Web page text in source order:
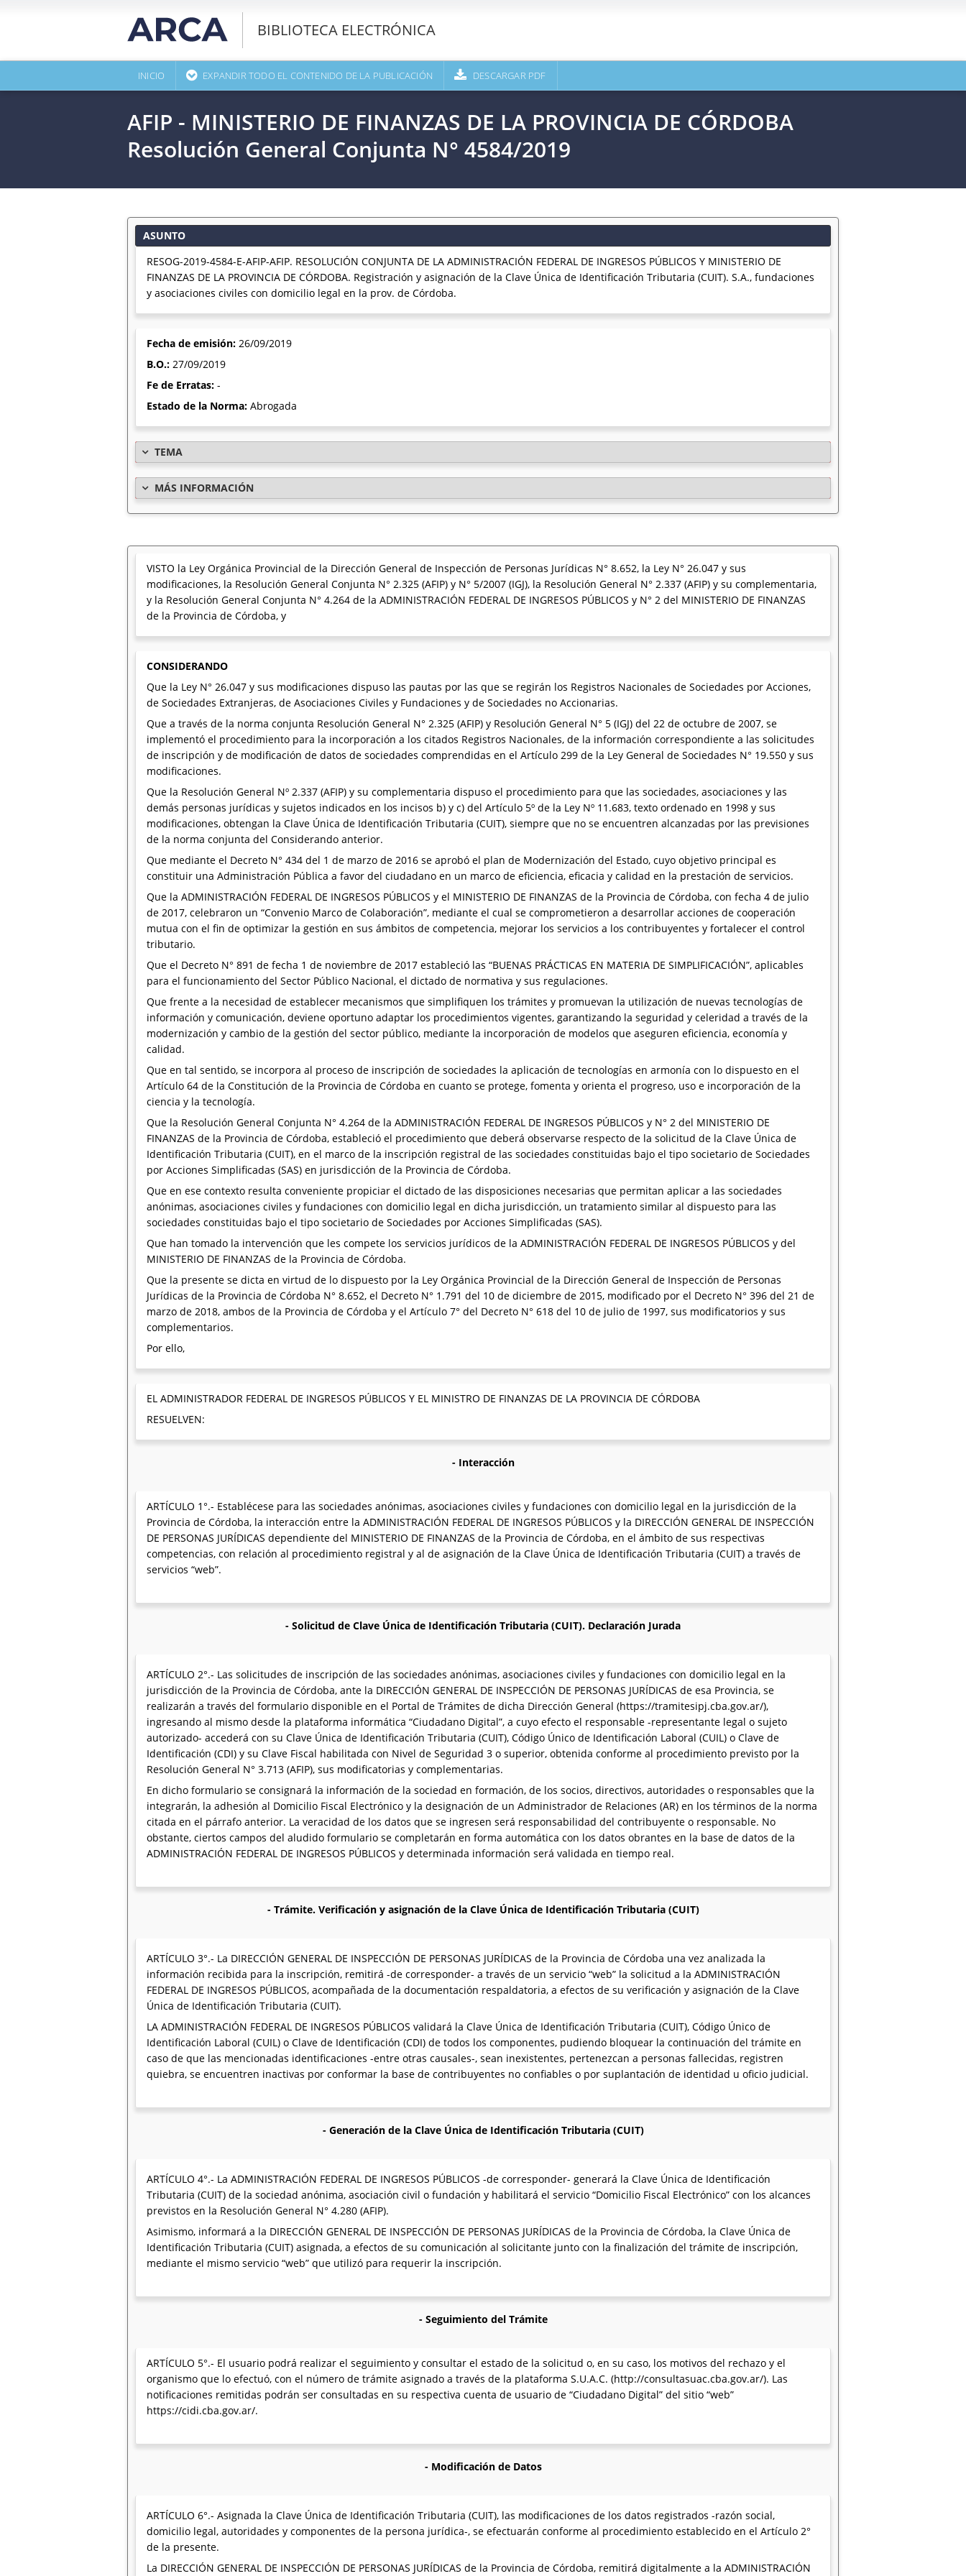
BIBLIOTECA ELECTRÓNICA
INICIO EXPANDIR TODO EL CONTENIDO DE LA PUBLICACIÓN DESCARGAR PDF
AFIP - MINISTERIO DE FINANZAS DE LA PROVINCIA DE CÓRDOBA
Resolución General Conjunta N° 4584/2019
ASUNTO
RESOG-2019-4584-E-AFIP-AFIP. RESOLUCIÓN CONJUNTA DE LA ADMINISTRACIÓN FEDERAL DE INGRESOS PÚBLICOS Y MINISTERIO DE
FINANZAS DE LA PROVINCIA DE CÓRDOBA. Registración y asignación de la Clave Única de Identificación Tributaria (CUIT). S.A., fundaciones
y asociaciones civiles con domicilio legal en la prov. de Córdoba.
Fecha de emisión: 26/09/2019
B.O.: 27/09/2019
Fe de Erratas: -
Estado de la Norma: Abrogada
TEMA
MÁS INFORMACIÓN
VISTO la Ley Orgánica Provincial de la Dirección General de Inspección de Personas Jurídicas N° 8.652, la Ley N° 26.047 y sus
modificaciones, la Resolución General Conjunta N° 2.325 (AFIP) y N° 5/2007 (IGJ), la Resolución General N° 2.337 (AFIP) y su complementaria,
y la Resolución General Conjunta N° 4.264 de la ADMINISTRACIÓN FEDERAL DE INGRESOS PÚBLICOS y N° 2 del MINISTERIO DE FINANZAS
de la Provincia de Córdoba, y
CONSIDERANDO
Que la Ley N° 26.047 y sus modificaciones dispuso las pautas por las que se regirán los Registros Nacionales de Sociedades por Acciones,
de Sociedades Extranjeras, de Asociaciones Civiles y Fundaciones y de Sociedades no Accionarias.
Que a través de la norma conjunta Resolución General N° 2.325 (AFIP) y Resolución General N° 5 (IGJ) del 22 de octubre de 2007, se
implementó el procedimiento para la incorporación a los citados Registros Nacionales, de la información correspondiente a las solicitudes
de inscripción y de modificación de datos de sociedades comprendidas en el Artículo 299 de la Ley General de Sociedades N° 19.550 y sus
modificaciones.
Que la Resolución General Nº 2.337 (AFIP) y su complementaria dispuso el procedimiento para que las sociedades, asociaciones y las
demás personas jurídicas y sujetos indicados en los incisos b) y c) del Artículo 5º de la Ley Nº 11.683, texto ordenado en 1998 y sus
modificaciones, obtengan la Clave Única de Identificación Tributaria (CUIT), siempre que no se encuentren alcanzadas por las previsiones
de la norma conjunta del Considerando anterior.
Que mediante el Decreto N° 434 del 1 de marzo de 2016 se aprobó el plan de Modernización del Estado, cuyo objetivo principal es
constituir una Administración Pública a favor del ciudadano en un marco de eficiencia, eficacia y calidad en la prestación de servicios.
Que la ADMINISTRACIÓN FEDERAL DE INGRESOS PÚBLICOS y el MINISTERIO DE FINANZAS de la Provincia de Córdoba, con fecha 4 de julio
de 2017, celebraron un “Convenio Marco de Colaboración”, mediante el cual se comprometieron a desarrollar acciones de cooperación
mutua con el fin de optimizar la gestión en sus ámbitos de competencia, mejorar los servicios a los contribuyentes y fortalecer el control
tributario.
Que el Decreto N° 891 de fecha 1 de noviembre de 2017 estableció las “BUENAS PRÁCTICAS EN MATERIA DE SIMPLIFICACIÓN”, aplicables
para el funcionamiento del Sector Público Nacional, el dictado de normativa y sus regulaciones.
Que frente a la necesidad de establecer mecanismos que simplifiquen los trámites y promuevan la utilización de nuevas tecnologías de
información y comunicación, deviene oportuno adaptar los procedimientos vigentes, garantizando la seguridad y celeridad a través de la
modernización y cambio de la gestión del sector público, mediante la incorporación de modelos que aseguren eficiencia, economía y
calidad.
Que en tal sentido, se incorpora al proceso de inscripción de sociedades la aplicación de tecnologías en armonía con lo dispuesto en el
Artículo 64 de la Constitución de la Provincia de Córdoba en cuanto se protege, fomenta y orienta el progreso, uso e incorporación de la
ciencia y la tecnología.
Que la Resolución General Conjunta N° 4.264 de la ADMINISTRACIÓN FEDERAL DE INGRESOS PÚBLICOS y N° 2 del MINISTERIO DE
FINANZAS de la Provincia de Córdoba, estableció el procedimiento que deberá observarse respecto de la solicitud de la Clave Única de
Identificación Tributaria (CUIT), en el marco de la inscripción registral de las sociedades constituidas bajo el tipo societario de Sociedades
por Acciones Simplificadas (SAS) en jurisdicción de la Provincia de Córdoba.
Que en ese contexto resulta conveniente propiciar el dictado de las disposiciones necesarias que permitan aplicar a las sociedades
anónimas, asociaciones civiles y fundaciones con domicilio legal en dicha jurisdicción, un tratamiento similar al dispuesto para las
sociedades constituidas bajo el tipo societario de Sociedades por Acciones Simplificadas (SAS).
Que han tomado la intervención que les compete los servicios jurídicos de la ADMINISTRACIÓN FEDERAL DE INGRESOS PÚBLICOS y del
MINISTERIO DE FINANZAS de la Provincia de Córdoba.
Que la presente se dicta en virtud de lo dispuesto por la Ley Orgánica Provincial de la Dirección General de Inspección de Personas
Jurídicas de la Provincia de Córdoba N° 8.652, el Decreto N° 1.791 del 10 de diciembre de 2015, modificado por el Decreto N° 396 del 21 de
marzo de 2018, ambos de la Provincia de Córdoba y el Artículo 7° del Decreto N° 618 del 10 de julio de 1997, sus modificatorios y sus
complementarios.
Por ello,
EL ADMINISTRADOR FEDERAL DE INGRESOS PÚBLICOS Y EL MINISTRO DE FINANZAS DE LA PROVINCIA DE CÓRDOBA
RESUELVEN:
- Interacción
ARTÍCULO 1°.- Establécese para las sociedades anónimas, asociaciones civiles y fundaciones con domicilio legal en la jurisdicción de la
Provincia de Córdoba, la interacción entre la ADMINISTRACIÓN FEDERAL DE INGRESOS PÚBLICOS y la DIRECCIÓN GENERAL DE INSPECCIÓN
DE PERSONAS JURÍDICAS dependiente del MINISTERIO DE FINANZAS de la Provincia de Córdoba, en el ámbito de sus respectivas
competencias, con relación al procedimiento registral y al de asignación de la Clave Única de Identificación Tributaria (CUIT) a través de
servicios “web”.
- Solicitud de Clave Única de Identificación Tributaria (CUIT). Declaración Jurada
ARTÍCULO 2°.- Las solicitudes de inscripción de las sociedades anónimas, asociaciones civiles y fundaciones con domicilio legal en la
jurisdicción de la Provincia de Córdoba, ante la DIRECCIÓN GENERAL DE INSPECCIÓN DE PERSONAS JURÍDICAS de esa Provincia, se
realizarán a través del formulario disponible en el Portal de Trámites de dicha Dirección General (https://tramitesipj.cba.gov.ar/),
ingresando al mismo desde la plataforma informática “Ciudadano Digital”, a cuyo efecto el responsable -representante legal o sujeto
autorizado- accederá con su Clave Única de Identificación Tributaria (CUIT), Código Único de Identificación Laboral (CUIL) o Clave de
Identificación (CDI) y su Clave Fiscal habilitada con Nivel de Seguridad 3 o superior, obtenida conforme al procedimiento previsto por la
Resolución General N° 3.713 (AFIP), sus modificatorias y complementarias.
En dicho formulario se consignará la información de la sociedad en formación, de los socios, directivos, autoridades o responsables que la
integrarán, la adhesión al Domicilio Fiscal Electrónico y la designación de un Administrador de Relaciones (AR) en los términos de la norma
citada en el párrafo anterior. La veracidad de los datos que se ingresen será responsabilidad del contribuyente o responsable. No
obstante, ciertos campos del aludido formulario se completarán en forma automática con los datos obrantes en la base de datos de la
ADMINISTRACIÓN FEDERAL DE INGRESOS PÚBLICOS y determinada información será validada en tiempo real.
- Trámite. Verificación y asignación de la Clave Única de Identificación Tributaria (CUIT)
ARTÍCULO 3°.- La DIRECCIÓN GENERAL DE INSPECCIÓN DE PERSONAS JURÍDICAS de la Provincia de Córdoba una vez analizada la
información recibida para la inscripción, remitirá -de corresponder- a través de un servicio “web” la solicitud a la ADMINISTRACIÓN
FEDERAL DE INGRESOS PÚBLICOS, acompañada de la documentación respaldatoria, a efectos de su verificación y asignación de la Clave
Única de Identificación Tributaria (CUIT).
LA ADMINISTRACIÓN FEDERAL DE INGRESOS PÚBLICOS validará la Clave Única de Identificación Tributaria (CUIT), Código Único de
Identificación Laboral (CUIL) o Clave de Identificación (CDI) de todos los componentes, pudiendo bloquear la continuación del trámite en
caso de que las mencionadas identificaciones -entre otras causales-, sean inexistentes, pertenezcan a personas fallecidas, registren
quiebra, se encuentren inactivas por conformar la base de contribuyentes no confiables o por suplantación de identidad u oficio judicial.
- Generación de la Clave Única de Identificación Tributaria (CUIT)
ARTÍCULO 4°.- La ADMINISTRACIÓN FEDERAL DE INGRESOS PÚBLICOS -de corresponder- generará la Clave Única de Identificación
Tributaria (CUIT) de la sociedad anónima, asociación civil o fundación y habilitará el servicio “Domicilio Fiscal Electrónico” con los alcances
previstos en la Resolución General N° 4.280 (AFIP).
Asimismo, informará a la DIRECCIÓN GENERAL DE INSPECCIÓN DE PERSONAS JURÍDICAS de la Provincia de Córdoba, la Clave Única de
Identificación Tributaria (CUIT) asignada, a efectos de su comunicación al solicitante junto con la finalización del trámite de inscripción,
mediante el mismo servicio “web” que utilizó para requerir la inscripción.
- Seguimiento del Trámite
ARTÍCULO 5°.- El usuario podrá realizar el seguimiento y consultar el estado de la solicitud o, en su caso, los motivos del rechazo y el
organismo que lo efectuó, con el número de trámite asignado a través de la plataforma S.U.A.C. (http://consultasuac.cba.gov.ar/). Las
notificaciones remitidas podrán ser consultadas en su respectiva cuenta de usuario de “Ciudadano Digital” del sitio “web”
https://cidi.cba.gov.ar/.
- Modificación de Datos
ARTÍCULO 6°.- Asignada la Clave Única de Identificación Tributaria (CUIT), las modificaciones de los datos registrados -razón social,
domicilio legal, autoridades y componentes de la persona jurídica-, se efectuarán conforme al procedimiento establecido en el Artículo 2°
de la presente.
La DIRECCIÓN GENERAL DE INSPECCIÓN DE PERSONAS JURÍDICAS de la Provincia de Córdoba, remitirá digitalmente a la ADMINISTRACIÓN